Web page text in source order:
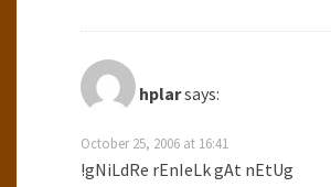
hplarsays:
October 25, 2006 at 16:41
!gNiLdRe rEnIeLk gAt nEtUg